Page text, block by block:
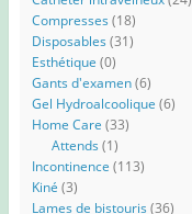
Compresses (18)
Disposables (31)
Esthétique (0)
Gants d'examen (6)
Gel Hydroalcoolique (6)
Home Care (33)
Attends (1)
Incontinence (113)
Kiné (3)
Lames de bistouris (36)